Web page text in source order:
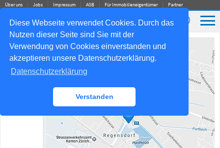
Diese Webseite verwendet Cookies. Durch das
Nutzen dieser Seite sind Sie mit der
Verwendung von Cookies einverstanden und
akzeptieren unsere Datenschutzerklärung.
Datenschutzerklärung
Verstanden
Über uns Jobs Impressum AGB Für Immobilieneigentümer Partner
✆